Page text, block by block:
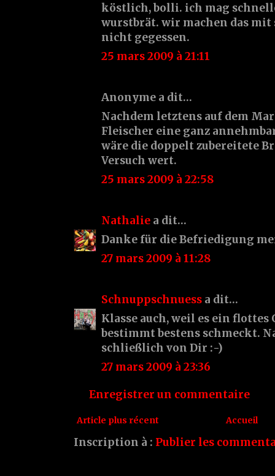
köstlich, bolli. ich mag
wurstbrät. wir machen das mit
nicht gegessen.
25 mars 2009 à 21:11
Anonyme a dit…
Nachdem letztens auf dem
Fleischer eine ganz
wäre die doppelt zubereitete
Versuch wert.
25 mars 2009 à 22:58
Nathalie a dit…
Danke für die Befriedigung
27 mars 2009 à 11:28
Schnuppschnuess a dit…
Klasse auch, weil es ein flottes
bestimmt bestens schmeckt.
schließlich von Dir :-)
27 mars 2009 à 23:36
Enregistrer un commentaire
Article plus récent Accueil
Inscription à : Publier les